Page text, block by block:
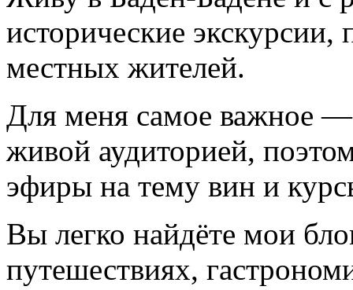
исторические экскурсии,
местных жителей.
Для меня самое важное —
живой аудиторией,
эфиры на тему вин и
Вы легко найдёте мои
путешествиях,